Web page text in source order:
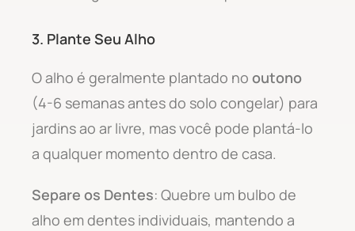
3. Plante Seu Alho
O alho é geralmente plantado no outono
(4-6 semanas antes do solo congelar) para
jardins ao ar livre, mas você pode plantá-lo
a qualquer momento dentro de casa.
Separe os Dentes: Quebre um bulbo de
alho em dentes individuais, mantendo a